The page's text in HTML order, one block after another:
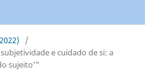
/
e cuidado de si: a
sujeito'"